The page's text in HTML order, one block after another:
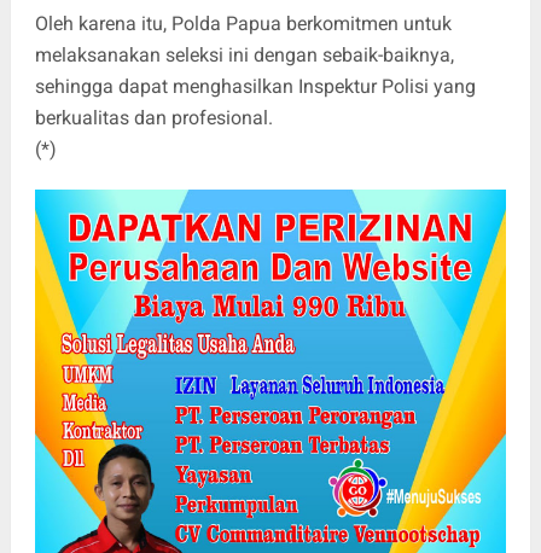
Oleh karena itu, Polda Papua berkomitmen untuk
melaksanakan seleksi ini dengan sebaik-baiknya,
sehingga dapat menghasilkan Inspektur Polisi yang
berkualitas dan profesional.
(*)